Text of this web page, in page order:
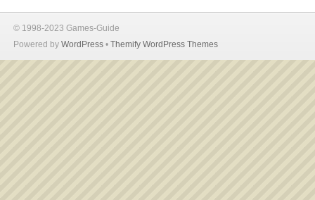
© 1998-2023 Games-Guide
Powered by WordPress • Themify WordPress Themes